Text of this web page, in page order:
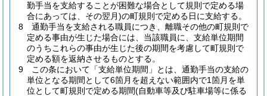
勤手当を支給することが困難な場合として規則で定める場
合にあっては、その翌月)の町規則で定める日に支給する。
8
通勤手当を支給される職員につき、離職その他の町規則で
定める事由が生じた場合には、当該職員に、支給単位期間
のうちこれらの事由が生じた後の期間を考慮して町規則で
定める額を返納させるものとする。
9
この条において「支給単位期間」とは、通勤手当の支給の
単位となる期間として6箇月を超えない範囲内で1箇月を単
位として町規則で定める期間(自動車等及び駐車場等に係る